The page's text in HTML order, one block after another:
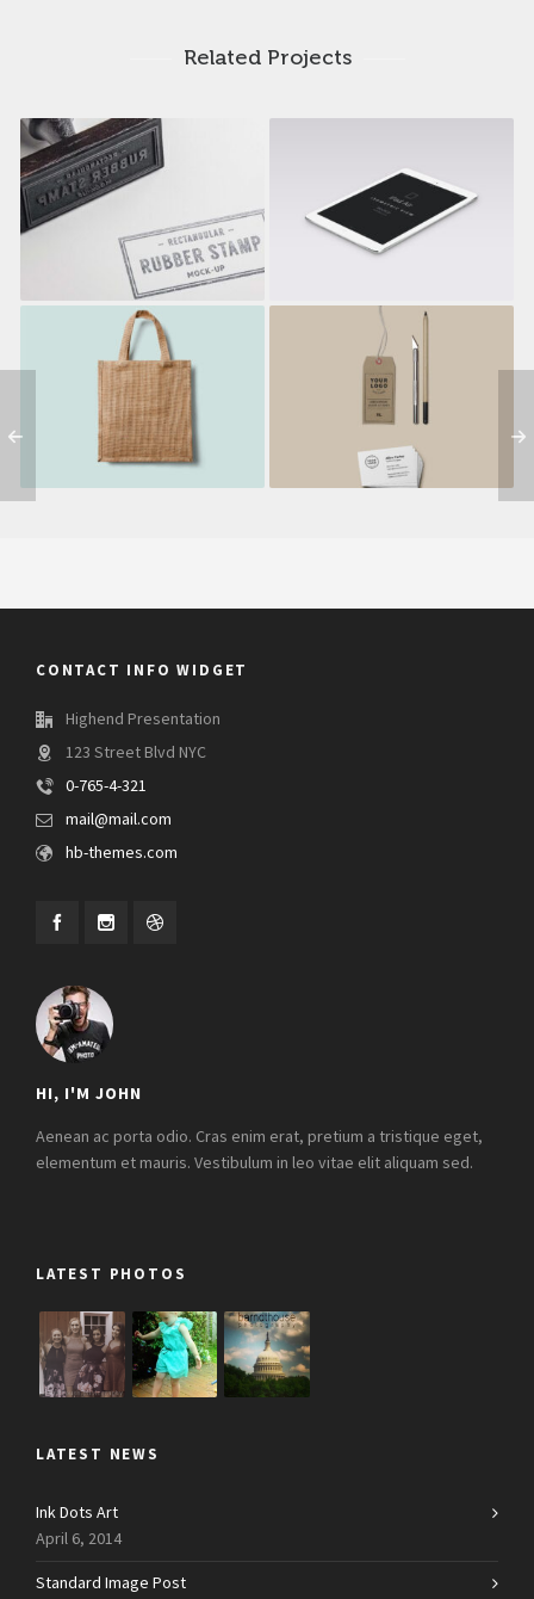
Related Projects
Miamond Bonfire Lab
Retro Bike Malford London
CONTACT INFO WIDGET
Highend Presentation
123 Street Blvd NYC
0-765-4-321
mail@mail.com
hb-themes.com
HI, I'M JOHN
Aenean ac porta odio. Cras enim erat, pretium a tristique eget,
elementum et mauris. Vestibulum in leo vitae elit aliquam sed.
LATEST PHOTOS
LATEST NEWS
Ink Dots Art
April 6, 2014
Standard Image Post